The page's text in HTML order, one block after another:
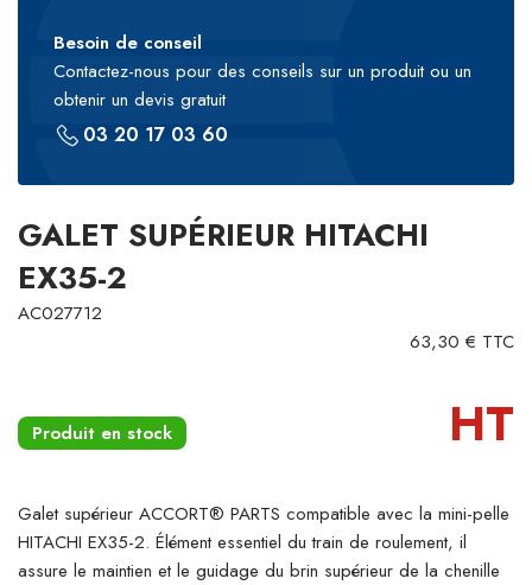
Besoin de conseil
Contactez-nous pour des conseils sur un produit ou un
obtenir un devis gratuit
03 20 17 03 60
GALET SUPÉRIEUR HITACHI
EX35-2
AC027712
63,30 € TTC
Produit en stock HT
Galet supérieur ACCORT® PARTS compatible avec la mini-pelle
HITACHI EX35-2. Élément essentiel du train de roulement, il
assure le maintien et le guidage du brin supérieur de la chenille